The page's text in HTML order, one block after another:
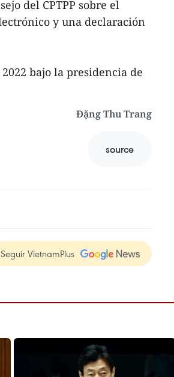
del CPTPP sobre el
y una declaración
bajo la presidencia de
Đặng Thu Trang
source
Seguir VietnamPlus